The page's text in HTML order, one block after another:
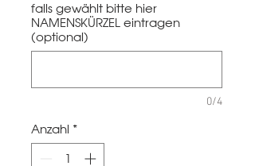
falls gewählt bitte hier
NAMENSKÜRZEL eintragen
(optional)
0/4
Anzahl *